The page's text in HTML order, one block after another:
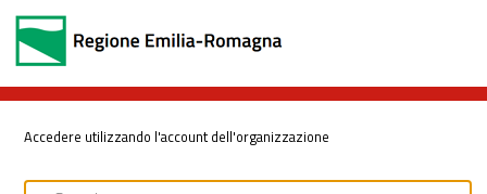
Accedere utilizzando l'account dell'organizzazione